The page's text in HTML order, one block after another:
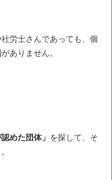
労士さんであっても、個
ありません。
認めた団体」 を探して、そ